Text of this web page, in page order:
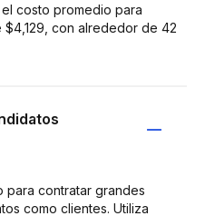
costo promedio para
con alrededor de 42
para contratar grandes
como clientes. Utiliza